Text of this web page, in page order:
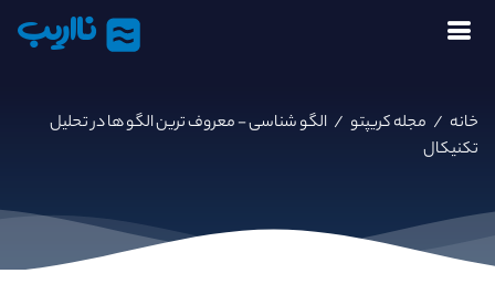
نااریب
خانه / مجله کریپتو / الگو شناسی - معروف ترین الگو ها در تحلیل
تکنیکال